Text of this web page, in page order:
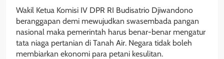
Wakil Ketua Komisi IV DPR RI Budisatrio Djiwandono
beranggapan demi mewujudkan swasembada pangan
nasional maka pemerintah harus benar-benar mengatur
tata niaga pertanian di Tanah Air. Negara tidak boleh
membiarkan ekonomi para petani kesulitan.